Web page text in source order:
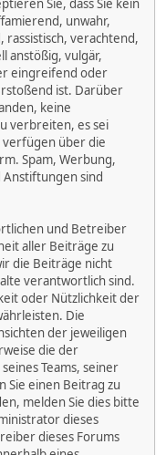
Sie, dass Sie kein
unwahr,
rassistisch, verachtend,
anstößig, vulgär,
eingreifend oder
ist. Darüber
keine
verbreiten, es sei
verfügen über die
Spam, Werbung,
sind
und Betreiber
aller Beiträge zu
die Beiträge nicht
verantwortlich sind.
oder Nützlichkeit der
Die
der jeweiligen
die der
Teams, seiner
Sie einen Beitrag zu
melden Sie dies bitte
dieses
dieses Forums